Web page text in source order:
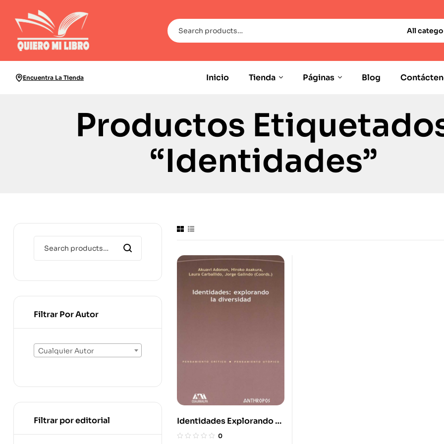
All
Encuentra La Tienda Inicio Tienda Páginas Blog
Productos
“Identidades”
Identidades Explorando La
Diversidad0
Filtrar Por Autor
Cualquier Autor
Filtrar por editorial